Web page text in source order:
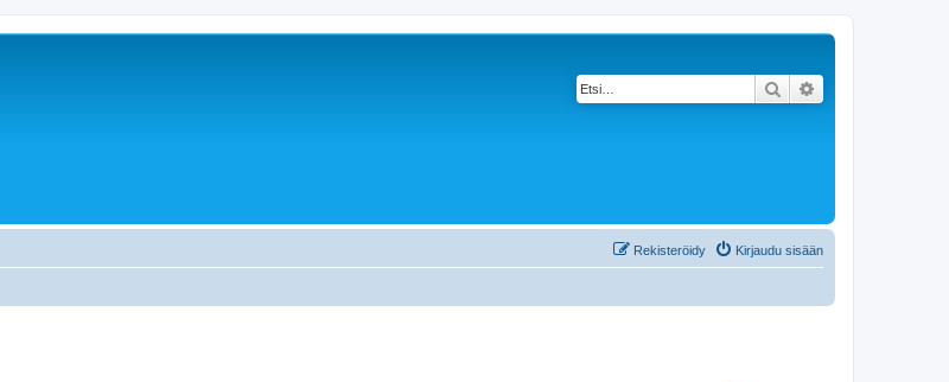
Etsi
Kirjaudu sisään
Rekisteröidy